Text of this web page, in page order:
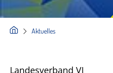
Aktuelles
Landesverband VI